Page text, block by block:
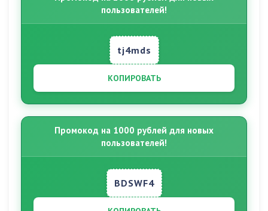
пользователей!
tj4mds
КОПИРОВАТЬ
Промокод на 1000 рублей для новых
пользователей!
BDSWF4